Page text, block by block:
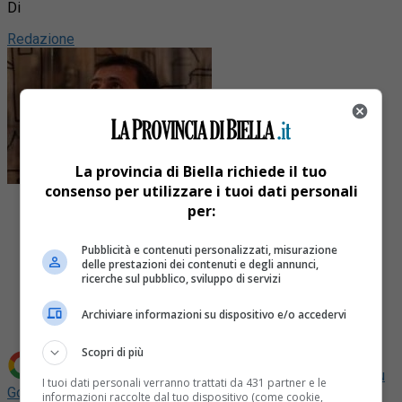
Di
Redazione
Share
Aggiungi La Provincia di Biella come
Fonte preferita su
Google
La provincia di Biella richiede il tuo
consenso per utilizzare i tuoi dati personali
per:
Pubblicità e contenuti personalizzati, misurazione
delle prestazioni dei contenuti e degli annunci,
ricerche sul pubblico, sviluppo di servizi
Archiviare informazioni su dispositivo e/o accedervi
Scopri di più
I tuoi dati personali verranno trattati da 431 partner e le
informazioni raccolte dal tuo dispositivo (come cookie,